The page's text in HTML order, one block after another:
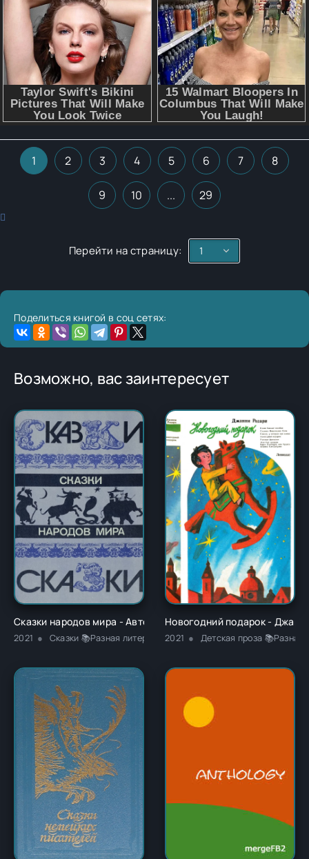
1 2 3 4 5 6 7 8
9 10 ... 29
Перейти на страницу:
Поделиться книгой в соц сетях:
Возможно, вас заинтересует
Сказки народов мира - Автор Неизвестен -- Народные
2021 Сказки 📚Разная литература
Новогодний подарок -
2021 Детская проза